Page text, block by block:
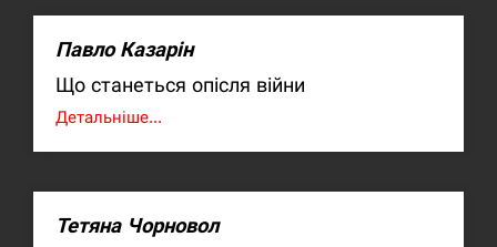
Павло Казарін
Що станеться опісля війни
Детальніше...
Тетяна Чорновол